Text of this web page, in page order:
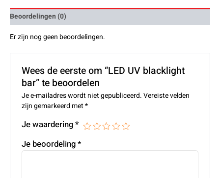
Beoordelingen (0)
Er zijn nog geen beoordelingen.
Wees de eerste om “LED UV blacklight
bar” te beoordelen
Je e-mailadres wordt niet gepubliceerd. Vereiste velden
zijn gemarkeerd met*
Je waardering*
Je beoordeling*